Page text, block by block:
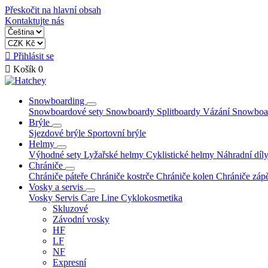
Přeskočit na hlavní obsah
Kontaktujte nás
 Přihlásit se
 Košík 0
Snowboarding
Snowboardové sety Snowboardy Splitboardy Vázání
Brýle
Sjezdové brýle Sportovní brýle
Helmy
Výhodné sety Lyžařské helmy Cyklistické helmy Náhradní
Chrániče
Chrániče páteře Chrániče kostrče Chrániče kolen Chrániče
Vosky a servis
Vosky Servis Care Line Cyklokosmetika
Skluzové
Závodní vosky
HF
LF
NF
Expresní